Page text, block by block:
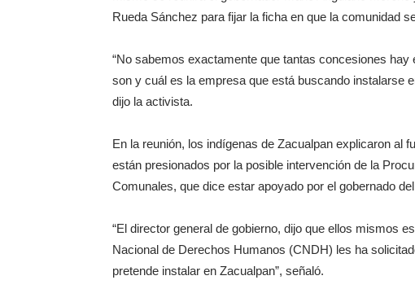
Rueda Sánchez para fijar la ficha en que la comunidad
“No sabemos exactamente que tantas concesiones
son y cuál es la empresa que está buscando instalarse
dijo la activista.
En la reunión, los indígenas de Zacualpan explicaron al
están presionados por la posible intervención de la
Comunales, que dice estar apoyado por el gobernado
“El director general de gobierno, dijo que ellos mismos
Nacional de Derechos Humanos (CNDH) les ha
pretende instalar en Zacualpan”, señaló.